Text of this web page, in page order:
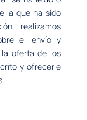
la que ha sido
realizamos
el envío y
oferta de los
y ofrecerle